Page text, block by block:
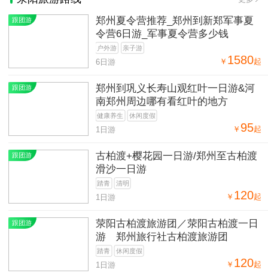
跟团游
郑州夏令营推荐_郑州到新郑军事夏
令营6日游_军事夏令营多少钱
户外游 亲子游
￥ 1580起
6日游
跟团游
郑州到巩义长寿山观红叶一日游&河
南郑州周边哪有看红叶的地方
健康养生 休闲度假
￥ 95起
1日游
跟团游
古柏渡+樱花园一日游/郑州至古柏渡
滑沙一日游
踏青 清明
￥ 120起
1日游
跟团游
荥阳古柏渡旅游团／荥阳古柏渡一日
游 郑州旅行社古柏渡旅游团
踏青 休闲度假
￥ 120起
1日游